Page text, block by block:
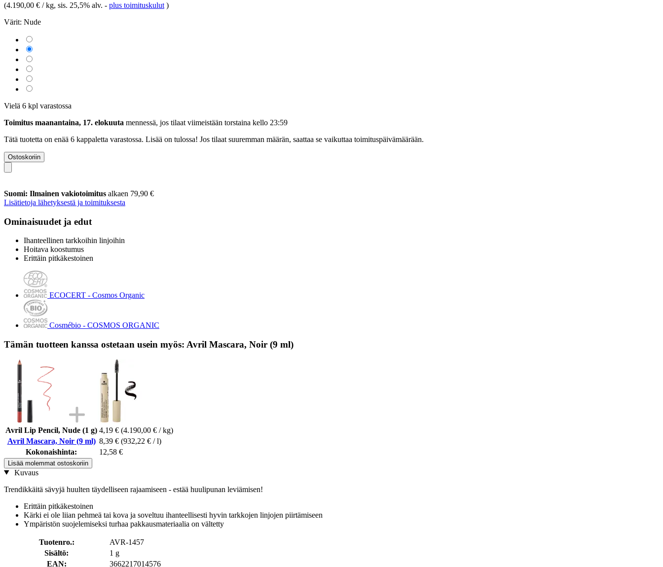
(4.190,00 € / kg, sis. 25,5% alv. - plus toimituskulut )
Värit: Nude
Vielä 6 kpl varastossa
Toimitus maanantaina, 17. elokuuta mennessä, jos tilaat viimeistään torstaina kello 23:59
Tätä tuotetta on enää 6 kappaletta varastossa. Lisää on tulossa! Jos tilaat suuremman määrän, saattaa se vaikuttaa toimituspäivämäärään.
Ostoskoriin
Suomi: Ilmainen vakiotoimitus alkaen 79,90 €
Lisätietoja lähetyksestä ja toimituksesta
Ominaisuudet ja edut
Ihanteellinen tarkkoihin linjoihin
Hoitava koostumus
Erittäin pitkäkestoinen
ECOCERT - Cosmos Organic
Cosmébio - COSMOS ORGANIC
Tämän tuotteen kanssa ostetaan usein myös: Avril Mascara, Noir (9 ml)
Avril Lip Pencil, Nude (1 g) 4,19 € (4.190,00 € / kg)
Avril Mascara, Noir (9 ml) 8,39 € (932,22 € / l)
Kokonaishinta:
12,58 €
Lisää molemmat ostoskoriin
Kuvaus
Trendikkäitä sävyjä huulten täydelliseen rajaamiseen - estää huulipunan leviämisen!
Erittäin pitkäkestoinen
Kärki ei ole liian pehmeä tai kova ja soveltuu ihanteellisesti hyvin tarkkojen linjojen piirtämiseen
Ympäristön suojelemiseksi turhaa pakkausmateriaalia on vältetty
Tuotenro.:
AVR-1457
Sisältö:
1 g
EAN:
3662217014576